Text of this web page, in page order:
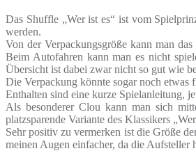
Das Shuffle „Wer ist es“ ist vom
werden.
Von der Verpackungsgröße kann man
Beim Autofahren kann man es nicht
Übersicht ist dabei zwar nicht so gut wie
Die Verpackung könnte sogar noch
Enthalten sind eine kurze Spielanleitung,
Als besonderer Clou kann man sich
platzsparende Variante des Klassikers
Sehr positiv zu vermerken ist die Größe
meinen Augen einfacher, da die Aufsteller